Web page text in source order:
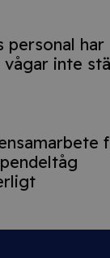
personal har
vågar inte